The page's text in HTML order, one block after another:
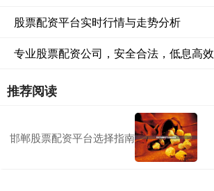
股票配资平台实时行情与走势分析
专业股票配资公司，安全合法，低息高效
推荐阅读
邯郸股票配资平台选择指南